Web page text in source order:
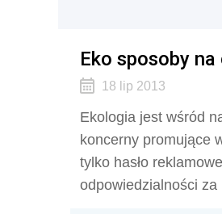
Eko sposoby na
18 lip 2013
Ekologia jest wśród
koncerny promujące
tylko hasło
odpowiedzialności